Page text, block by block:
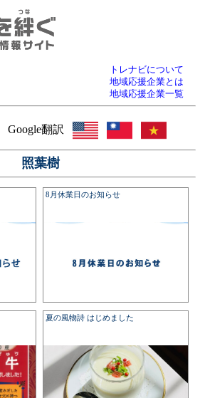
トレナビについて
地域応援企業とは
地域応援企業一覧
Google翻訳
照葉樹
8月休業日のお知らせ
夏の風物詩 はじめました